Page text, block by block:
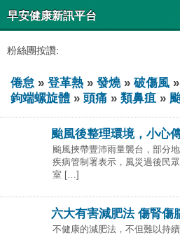
早安健康新訊平台
粉絲團按讚:
倦怠 » 登革熱 » 發燒» 破傷風 »
鉤端螺旋體 » 頭痛 » 類鼻疽 »
颱風後整理環境，小心
颱風挾帶豐沛雨量襲台，部分
疾病管制署表示，風災過後民
室 […]
六大有害減肥法 傷腎傷
不健康的減肥法，不但難以持